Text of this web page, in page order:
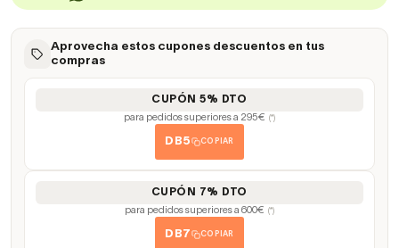
Aprovecha estos cupones descuentos en tus
compras
CUPÓN 5% DTO
para pedidos superiores a 295€ (*)
DB5 COPIAR
CUPÓN 7% DTO
para pedidos superiores a 600€ (*)
DB7 COPIAR